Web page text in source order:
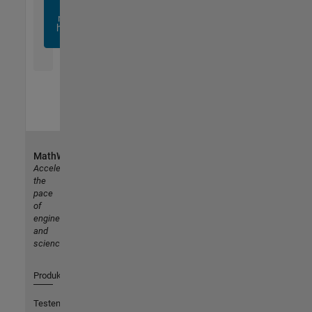
noch
heute
MathWorks
Accelerating
the
pace
of
engineering
and
science
Produkte
Testen oder Kaufen